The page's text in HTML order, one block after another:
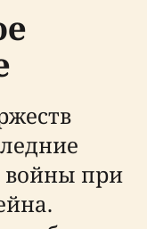
войны при